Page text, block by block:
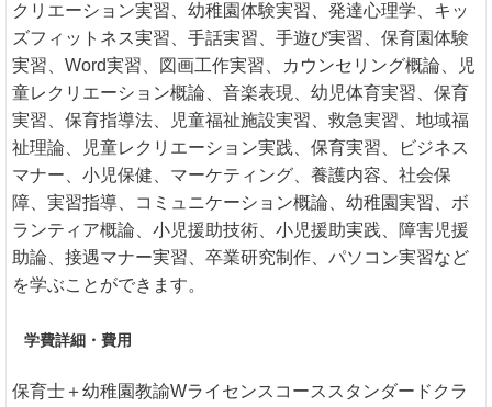
クリエーション実習、幼稚園体験実習、発達心理学、キッ
ズフィットネス実習、手話実習、手遊び実習、保育園体験
実習、Word実習、図画工作実習、カウンセリング概論、児
童レクリエーション概論、音楽表現、幼児体育実習、保育
実習、保育指導法、児童福祉施設実習、救急実習、地域福
祉理論、児童レクリエーション実践、保育実習、ビジネス
マナー、小児保健、マーケティング、養護内容、社会保
障、実習指導、コミュニケーション概論、幼稚園実習、ボ
ランティア概論、小児援助技術、小児援助実践、障害児援
助論、接遇マナー実習、卒業研究制作、パソコン実習など
を学ぶことができます。
学費詳細・費用
保育士＋幼稚園教諭Wライセンスコーススタンダードクラ